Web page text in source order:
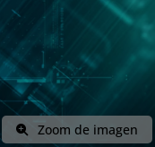
Zoom de imagen